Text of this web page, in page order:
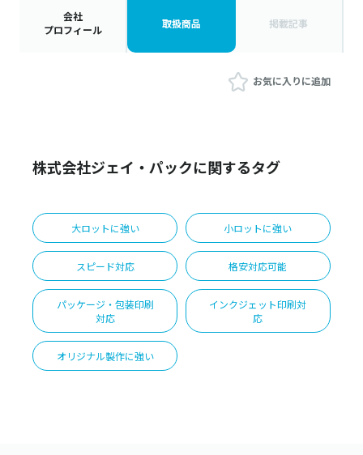
会社
プロフィール
取扱商品 掲載記事
お気に入りに追加
株式会社ジェイ・パックに関するタグ
大ロットに強い 小ロットに強い
スピード対応 格安対応可能
パッケージ・包装印刷
対応
インクジェット印刷対
応
オリジナル製作に強い